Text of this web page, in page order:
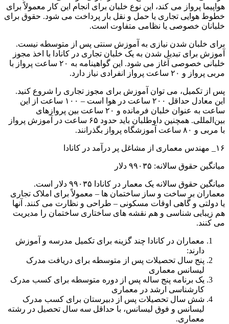
هواپیما پرواز می کند، این نوع خلبان برای انجام این کار معمولاً برای
خطوط هوایی تجاری یا حمل و نقل بار پرداخت می شود. حقوق برای
خلبانان خصوصی یا نظامی متفاوت است.
برای خلبان شدن نیازی به آموزش سنتی پس از متوسطه نیست.
آموزش برای تبدیل شدن به یک خلبان تجاری در کانادا با اخذ مجوز
خلبانی خصوصی آغاز می شود. این گواهینامه به ۲۰ ساعت پرواز با
مربی پرواز و ۲۰ ساعت پرواز انفرادی نیاز دارد.
پس از تکمیل، می توان آموزش برای مجوز تجاری را شروع کنید.
این معادل حداقل ۲۰۰ ساعت در هوا است – ۱۰۰ ساعت از این
ساعت به عنوان خلبان فرمانده و ۲۰ ساعت بین پروازهای
بین‌المللی. همچنین داوطلبان باید حدود ۶۵ ساعت در آموزش پرواز
با مربی و ۸۰ ساعت آموزشگاه پرواز بگذرانند.
۱۶_ مهندس معماری از مشاغل پر درآمد در کانادا
میانگین حقوق سالانه: ۹۹۰۳۵ دلار
میانگین حقوق سالانه یک معمار در کانادا ۹۹۰۳۵ دلار است.
معماران بر ساخت و ساز ساختمان ها – معمولاً برای املاک تجاری
یا دولتی و گاهی اوقات مسکونی – طراحی و نظارت می کنند. آنها
هم زیبایی شناسی و هم نقشه های ساختاری ساختمان را مدیریت
می کنند.
معماران در کانادا چند گزینه برای تکمیل مدرسه و آموزش
دارند:
پنج سال تحصیلات پس از متوسطه برای دریافت مدرک
لیسانس معماری
یک برنامه پنج ساله پس از دوره متوسطه برای کسب مدرک
کارشناسی ارشد در معماری
شش سال تحصیلات پس از دبیرستان برای کسب مدرک
لیسانس و فوق لیسانس، با حداقل سه سال تحصیل در رشته
معماری.